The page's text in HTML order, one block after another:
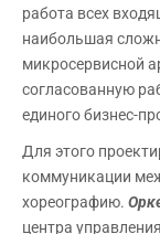
работа всех
наибольшая
микросервисной
согласованную
единого бизнес-
Для этого
коммуникации
хореографию.
центра